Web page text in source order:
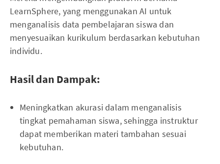
LearnSphere, yang menggunakan AI untuk
menganalisis data pembelajaran siswa dan
menyesuaikan kurikulum berdasarkan kebutuhan
individu.
Hasil dan Dampak:
Meningkatkan akurasi dalam menganalisis
tingkat pemahaman siswa, sehingga instruktur
dapat memberikan materi tambahan sesuai
kebutuhan.